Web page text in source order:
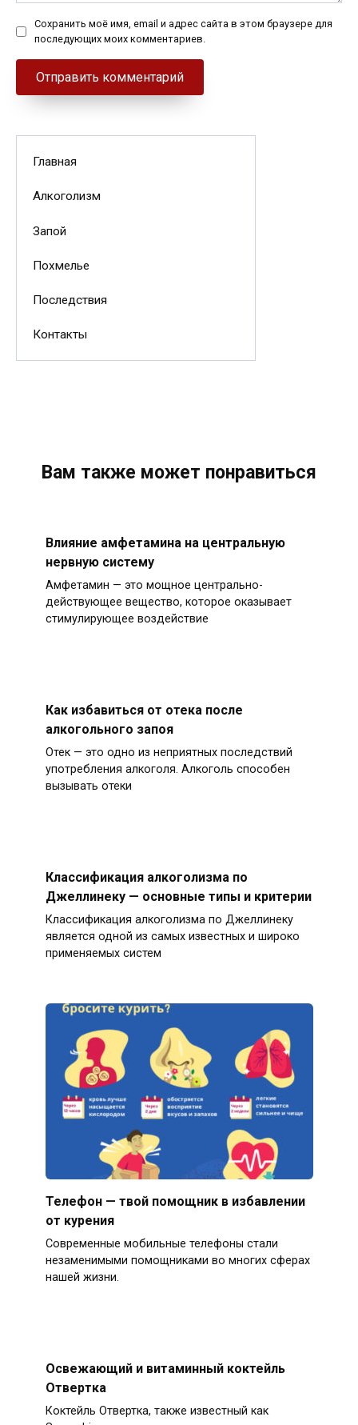
Сохранить моё имя, email и адрес сайта в этом браузере для
последующих моих комментариев.
Главная
Алкоголизм
Запой
Похмелье
Последствия
Контакты
Вам также может понравиться
Влияние амфетамина на центральную
нервную систему
Амфетамин — это мощное центрально-
действующее вещество, которое оказывает
стимулирующее воздействие
Как избавиться от отека после
алкогольного запоя
Отек — это одно из неприятных последствий
употребления алкоголя. Алкоголь способен
вызывать отеки
Классификация алкоголизма по
Джеллинеку — основные типы и критерии
Классификация алкоголизма по Джеллинеку
является одной из самых известных и широко
применяемых систем
Телефон — твой помощник в избавлении
от курения
Современные мобильные телефоны стали
незаменимыми помощниками во многих сферах
нашей жизни.
Освежающий и витаминный коктейль
Отвертка
Коктейль Отвертка, также известный как